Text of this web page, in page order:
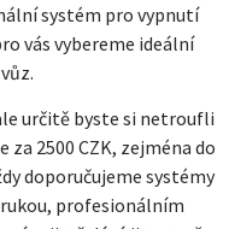
systém pro vypnutí
vás vybereme ideální
určitě byste si netroufli
2500 CZK, zejména do
doporučujeme systémy
profesionálním